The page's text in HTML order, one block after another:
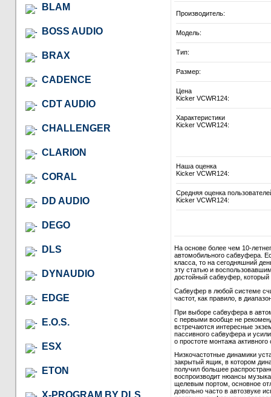
BLAM
BOSS AUDIO
BRAX
CADENCE
CDT AUDIO
CHALLENGER
CLARION
CORAL
DD AUDIO
DEGO
DLS
DYNAUDIO
EDGE
E.O.S.
ESX
ETON
X-PROGRAM BY DLS
Производитель:
Модель:
Тип:
Размер:
Цена
Kicker VCWR124:
Характеристики
Kicker VCWR124:
Наша оценка
Kicker VCWR124:
Средняя оценка
Kicker VCWR124:
На основе более чем 10-
автомобильного сабвуфера.
класса, то на сегодняшний
эту статью и
достойный сабвуфер, который
Сабвуфер в любой системе
частот, как правило, в
При выборе сабвуфера в
с первыми вообще не
встречаются интересные
пассивного сабвуфера и
о простоте монтажа
Низкочастотные динамики
закрытый ящик, в котором
получил большее
воспроизводит нюансы
щелевым портом, основное
довольно часто в автозвуке